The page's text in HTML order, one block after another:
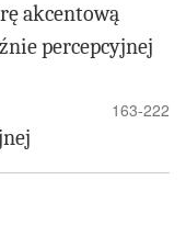
akcentową
percepcyjnej
163-222